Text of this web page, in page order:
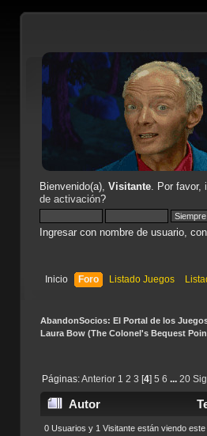
Bienvenido(a), Visitante. Por favor,
de activación?
Ingresar con nombre de usuario,
Inicio Foro Listado Juegos
AbandonSocios: El Portal de los
Laura Bow (The Colonel's Bequest
Páginas:Anterior 1 2 3 [4] 5 6 ... 20
Autor
veces)
0 Usuarios y 1 Visitante están viendo este